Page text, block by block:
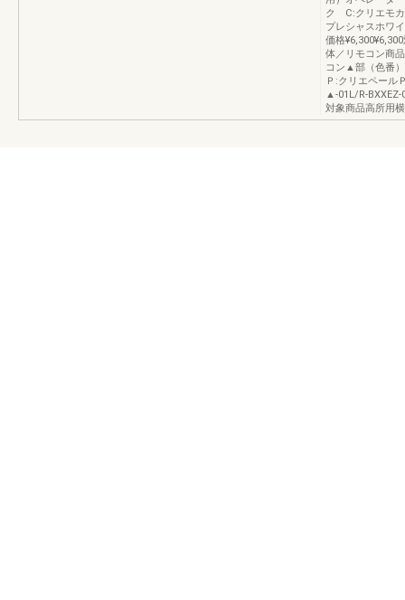
ク C:クリエモ
プレシャスホワ
価格
体／リモコン商
コン▲部（色番
Ｐ:クリエペール
▲-01L/R-BXXEZ-
対象商品高所用